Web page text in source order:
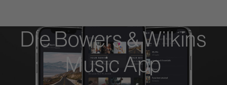
Die Bowers & Wilkins
Music App